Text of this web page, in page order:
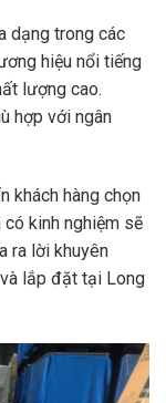
dạng trong các
hiệu nổi tiếng
lượng cao.
hợp với ngân
khách hàng chọn
kinh nghiệm sẽ
ra lời khuyên
lắp đặt tại Long